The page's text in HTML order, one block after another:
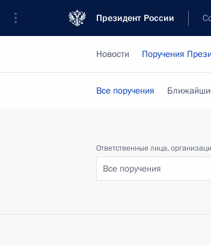
Президент России
Новости Поручения
Все поручения
Ответственные лица,
Все поручения